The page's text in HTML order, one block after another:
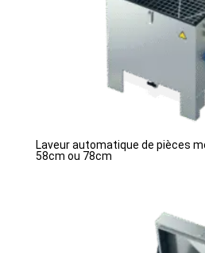
Laveur automatique de pièces
58cm ou 78cm